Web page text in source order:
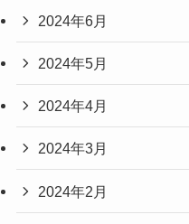
2024年6月
2024年5月
2024年4月
2024年3月
2024年2月